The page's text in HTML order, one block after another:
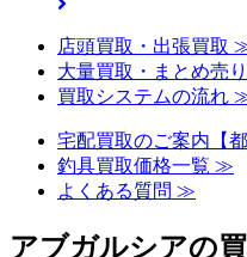
店頭買取・出張買取
大量買取・まとめ売
買取システムの流れ
宅配買取のご案内【
釣具買取価格一覧 ≫
よくある質問 ≫
アブガルシアの